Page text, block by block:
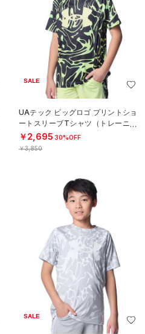
SALE
UAテック ビッグロゴ プリントショ
ートスリーブTシャツ（トレーニン
グ/BOYS）
￥2,695 30%OFF
￥3,850
SALE